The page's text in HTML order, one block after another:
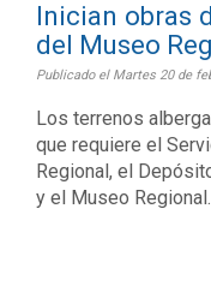
Inician obras
del Museo
Publicado el Martes 20 de
Los terrenos
que requiere el
Regional, el
y el Museo Regional.